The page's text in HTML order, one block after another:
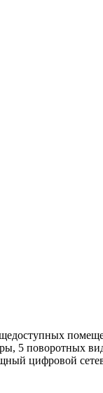
5 поворотных
цифровой